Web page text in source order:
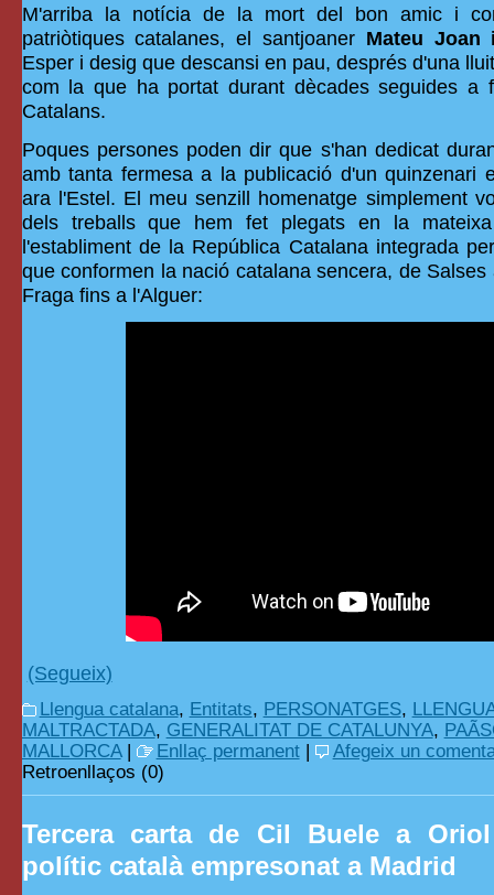
M'arriba la notícia de la mort del bon amic i
patriòtiques catalanes, el santjoaner Mateu
Esper i desig que descansi en pau, després d'una
com la que ha portat durant dècades seguides a
Catalans.
Poques persones poden dir que s'han dedicat
amb tanta fermesa a la publicació d'un quinzenari
ara l'Estel. El meu senzill homenatge simplement
dels treballs que hem fet plegats en la
l'establiment de la República Catalana integrada
que conformen la nació catalana sencera, de
Fraga fins a l'Alguer:
(Segueix)
Llengua catalana, Entitats, PERSONATGES,
MALTRACTADA, GENERALITAT DE CATALUNYA,
MALLORCA| Enllaç permanent|
Afegeix un
Retroenllaços (0)
Tercera carta de Cil Buele a
polític català empresonat a Madrid